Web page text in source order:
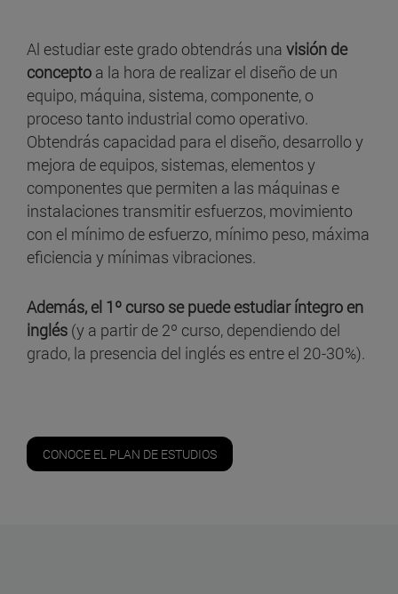
Al estudiar este grado obtendrás una visión de
concepto a la hora de realizar el diseño de un
equipo, máquina, sistema, componente, o
proceso tanto industrial como operativo.
Obtendrás capacidad para el diseño, desarrollo y
mejora de equipos, sistemas, elementos y
componentes que permiten a las máquinas e
instalaciones transmitir esfuerzos, movimiento
con el mínimo de esfuerzo, mínimo peso, máxima
eficiencia y mínimas vibraciones.
Además, el 1º curso se puede estudiar íntegro en
inglés (y a partir de 2º curso, dependiendo del
grado, la presencia del inglés es entre el 20-30%).
CONOCE EL PLAN DE ESTUDIOS